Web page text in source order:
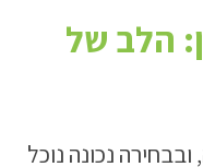
הלב של
נכונה נוכל